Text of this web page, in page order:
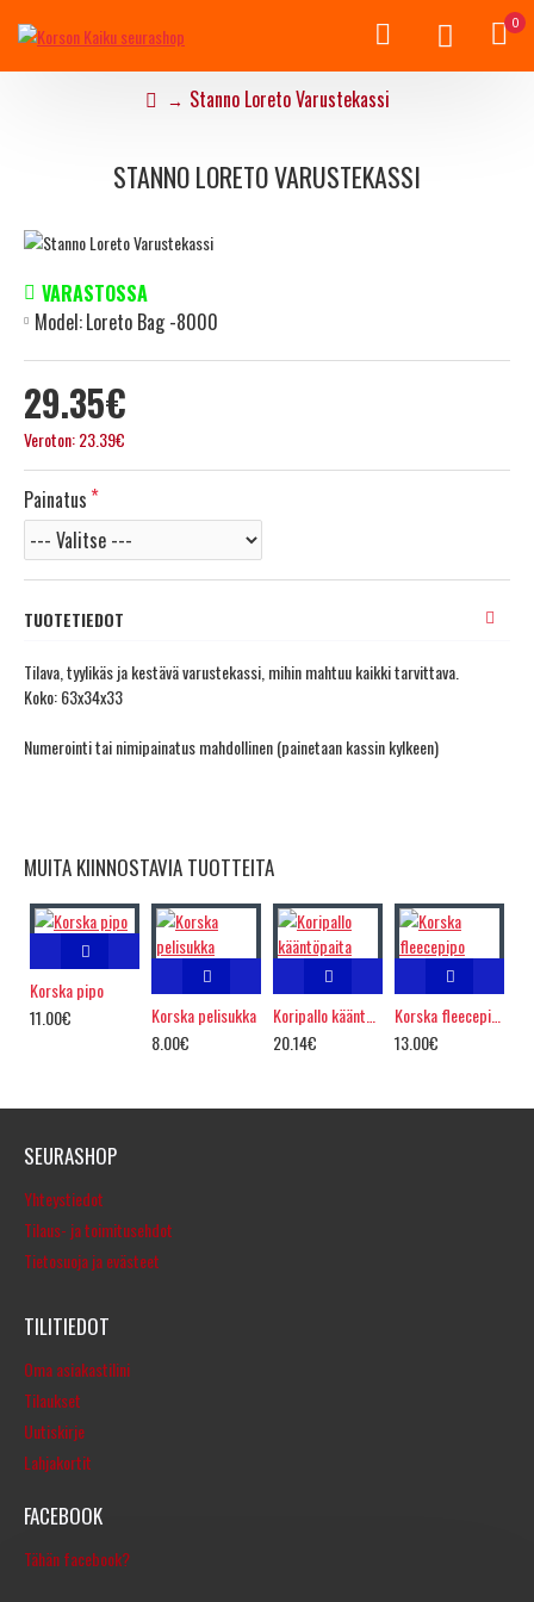
0
Stanno Loreto Varustekassi
STANNO LORETO VARUSTEKASSI
29.35€
Veroton: 23.39€
VARASTOSSA
Model:Loreto Bag -8000
Painatus
TUOTETIEDOT
Tilava, tyylikäs ja kestävä varustekassi, mihin mahtuu kaikki tarvittava.
Koko: 63x34x33
Numerointi tai nimipainatus mahdollinen (painetaan kassin kylkeen)
MUITA KIINNOSTAVIA TUOTTEITA
Korska pipo
11.00€
Korska pelisukka
8.00€
20.14€
Korska fleecepipo
13.00€
SEURASHOP
Yhteystiedot
Tilaus- ja toimitusehdot
Tietosuoja ja evästeet
TILITIEDOT
Oma asiakastilini
Tilaukset
Uutiskirje
Lahjakortit
FACEBOOK
Tähän facebook?